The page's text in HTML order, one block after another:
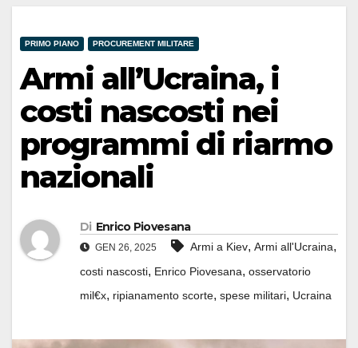
PRIMO PIANO PROCUREMENT MILITARE
Armi all’Ucraina, i
costi nascosti nei
programmi di riarmo
nazionali
Di Enrico Piovesana
GEN 26, 2025 Armi a Kiev, Armi all'Ucraina,
costi nascosti, Enrico Piovesana, osservatorio
mil€x, ripianamento scorte, spese militari, Ucraina